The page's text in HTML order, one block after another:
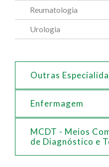
Reumatologia
Urologia
Outras
Enfermagem
MCDT - Meios
de Diagnóstico e